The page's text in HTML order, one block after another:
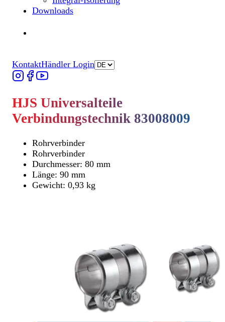
Downloads
KontaktHändler Login
HJS Universalteile
Verbindungstechnik 83008009
Rohrverbinder
Rohrverbinder
Durchmesser: 80 mm
Länge: 90 mm
Gewicht: 0,93 kg